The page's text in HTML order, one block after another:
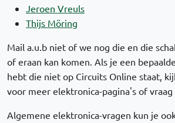
Jeroen Vreuls
Thijs Möring
Mail a.u.b niet of we nog die en die
of eraan kan komen. Als je een
hebt die niet op Circuits Online staat,
voor meer elektronica-pagina's of
Algemene elektronica-vragen kun je